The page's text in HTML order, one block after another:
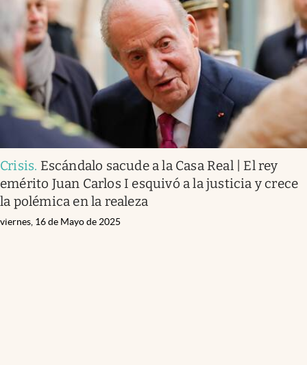
Crisis. Escándalo sacude a la Casa Real | El rey
emérito Juan Carlos I esquivó a la justicia y crece
la polémica en la realeza
viernes, 16 de Mayo de 2025